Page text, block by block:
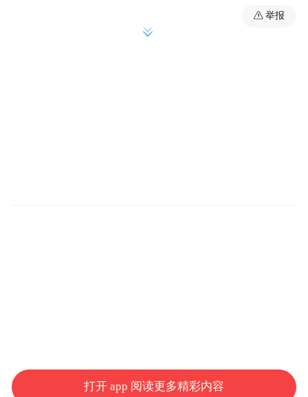
下一步精准开展东西部协作达成共识。白此
联代表昭觉县委、县政府和全县各族干部群
举报
打开 app 阅读更多精彩内容